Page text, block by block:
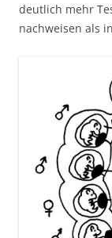
deutlich mehr
nachweisen als